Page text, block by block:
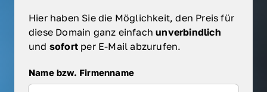
Hier haben Sie die Möglichkeit, den Preis für
diese Domain ganz einfach
und sofort per E-Mail abzurufen.
Name bzw. Firmenname
Name bzw. Firmenname